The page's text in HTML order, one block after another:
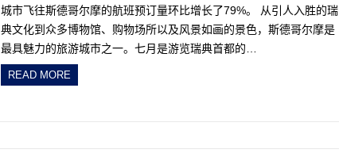
城市飞往斯德哥尔摩的航班预订量环比增长了79%。 从引人入胜的瑞
典文化到众多博物馆、购物场所以及风景如画的景色，斯德哥尔摩是
最具魅力的旅游城市之一。七月是游览瑞典首都的…
READ MORE